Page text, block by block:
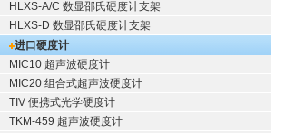
HLXS-A/C 数显邵氏硬度计支架
HLXS-D 数显邵氏硬度计支架
进口硬度计
MIC10 超声波硬度计
MIC20 组合式超声波硬度计
TIV 便携式光学硬度计
TKM-459 超声波硬度计